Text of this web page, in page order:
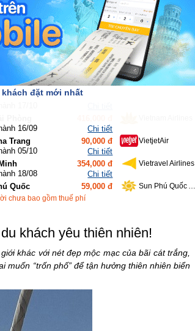
khách đặt mới nhất
354,000 đ
Chi tiết
Vietravel Airlines
Quốc 59,000 đ
Chi tiết
Sun Phú Quốc Airways
639,000 đ
Chi tiết
Bamboo Airways
chưa bao gồm thuế phí
khách yêu thiên nhiên!
khác với nét đẹp mộc mạc của bãi cát trắng,
“trốn phố” để tận hưởng thiên nhiên biển